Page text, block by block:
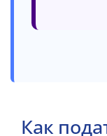
Как